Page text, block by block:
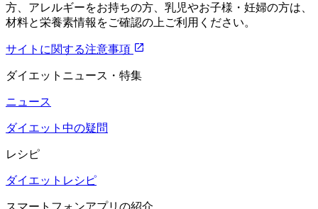
方、アレルギーをお持ちの方、乳児やお子様・妊婦の方は、
材料と栄養素情報をご確認の上ご利用ください。
サイトに関する注意事項
ダイエットニュース・特集
ニュース
ダイエット中の疑問
レシピ
ダイエットレシピ